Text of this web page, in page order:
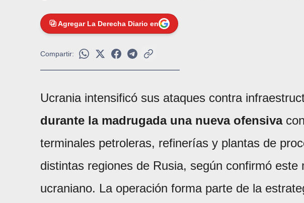
Agregar La Derecha Diario en
Compartir:
Ucrania intensificó sus ataques contra
durante la madrugada una nueva ofensiva
terminales petroleras, refinerías y plantas de
distintas regiones de Rusia, según confirmó
ucraniano. La operación forma parte de la